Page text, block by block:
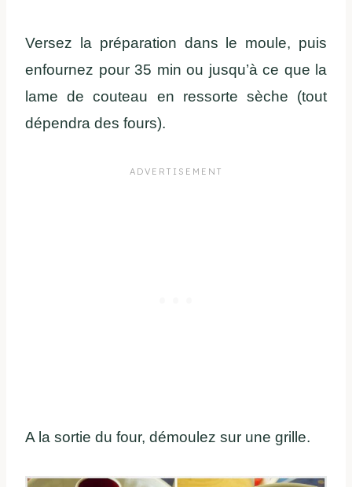
Versez la préparation dans le moule, puis
enfournez pour 35 min ou jusqu’à ce que la
lame de couteau en ressorte sèche (tout
dépendra des fours).
A la sortie du four, démoulez sur une grille.